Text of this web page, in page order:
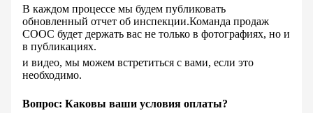
В каждом процессе мы будем публиковать
обновленный отчет об инспекции.Команда продаж
COOC будет держать вас не только в фотографиях, но и
в публикациях.
и видео, мы можем встретиться с вами, если это
необходимо.
Вопрос: Каковы ваши условия оплаты?